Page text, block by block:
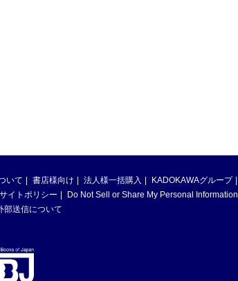
いて 書店様向け 法人様一括購入
KADOKAWAグループ
サイトポリシー
Do Not Sell or Share My Personal Information
部送信について